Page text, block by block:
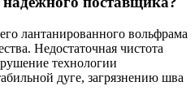
лантанированного вольфрама
Недостаточная чистота
технологии
дуге, загрязнению шва